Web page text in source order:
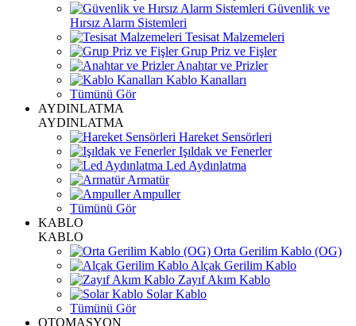
Güvenlik ve
Hırsız Alarm Sistemleri
Tesisat Malzemeleri
Grup Priz ve Fişler
Anahtar ve Prizler
Kablo Kanalları
Tümünü Gör
AYDINLATMA
AYDINLATMA
Hareket Sensörleri
Işıldak ve Fenerler
Led Aydınlatma
Armatür
Ampuller
Tümünü Gör
KABLO
KABLO
Orta Gerilim Kablo (OG)
Alçak Gerilim Kablo
Zayıf Akım Kablo
Solar Kablo
Tümünü Gör
OTOMASYON